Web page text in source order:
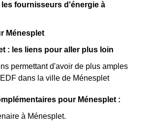
les fournisseurs d'énergie à
Ménesplet
: les liens pour aller plus loin
permettant d'avoir de plus amples
dans la ville de Ménesplet
pour Ménesplet :
à Ménesplet.